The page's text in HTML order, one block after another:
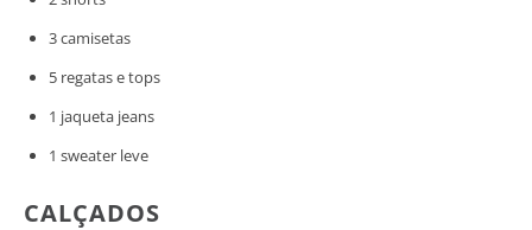
3 camisetas
5 regatas e tops
1 jaqueta jeans
1 sweater leve
CALÇADOS